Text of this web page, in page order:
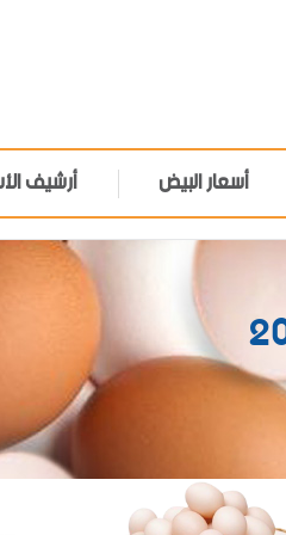
أسعار البيض أرشيف